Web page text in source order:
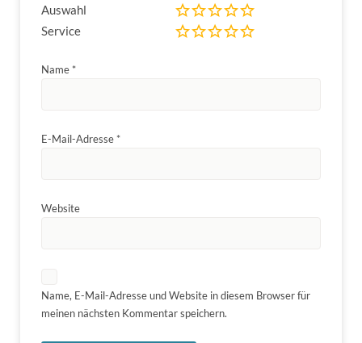
Auswahl
Service
Name *
E-Mail-Adresse *
Website
Name, E-Mail-Adresse und Website in diesem Browser für
meinen nächsten Kommentar speichern.